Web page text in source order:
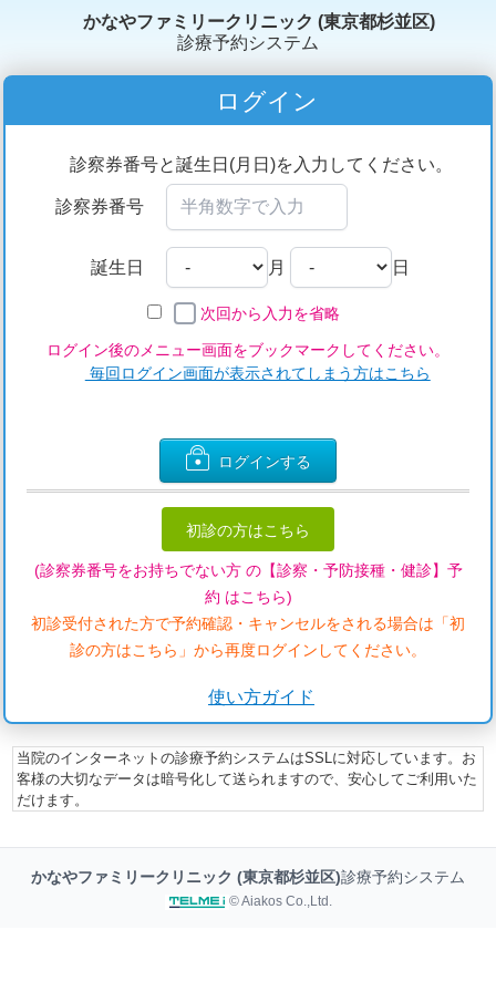
かなやファミリークリニック (東京都杉並区)
診療予約システム
ログイン
診察券番号と誕生日(月日)を入力してください。
診察券番号
誕生日 月 日
次回から入力を省略
ログイン後のメニュー画面をブックマークしてください。
毎回ログイン画面が表示されてしまう方はこちら
ログインする
初診の方はこちら
(診察券番号をお持ちでない方 の【診察・予防接種・健診】予
約 はこちら)
初診受付された方で予約確認・キャンセルをされる場合は「初
診の方はこちら」から再度ログインしてください。
使い方ガイド
当院のインターネットの診療予約システムはSSLに対応しています。お
客様の大切なデータは暗号化して送られますので、安心してご利用いた
だけます。
かなやファミリークリニック (東京都杉並区)診療予約システム
© Aiakos Co.,Ltd.